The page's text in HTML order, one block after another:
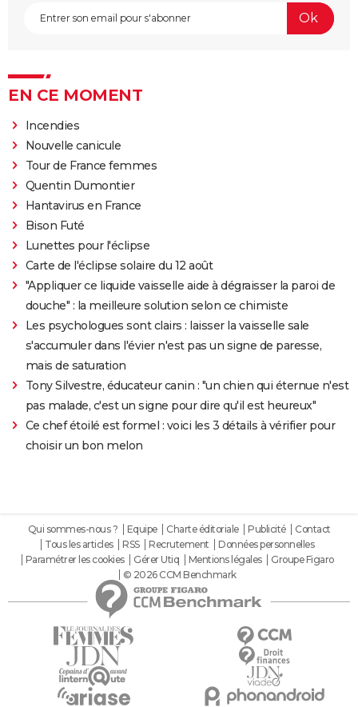
EN CE MOMENT
Incendies
Nouvelle canicule
Tour de France femmes
Quentin Dumontier
Hantavirus en France
Bison Futé
Lunettes pour l'éclipse
Carte de l'éclipse solaire du 12 août
"Appliquer ce liquide vaisselle aide à dégraisser la paroi de
douche" : la meilleure solution selon ce chimiste
Les psychologues sont clairs : laisser la vaisselle sale
s'accumuler dans l'évier n'est pas un signe de paresse,
mais de saturation
Tony Silvestre, éducateur canin : "un chien qui éternue n'est
pas malade, c'est un signe pour dire qu'il est heureux"
Ce chef étoilé est formel : voici les 3 détails à vérifier pour
choisir un bon melon
Qui sommes-nous ? Equipe Charte éditoriale Publicité
Contact
Tous les articles
RSS Recrutement
Données personnelles
Paramétrer les cookies
Gérer Utiq Mentions légales
Groupe Figaro
© 2026 CCM Benchmark